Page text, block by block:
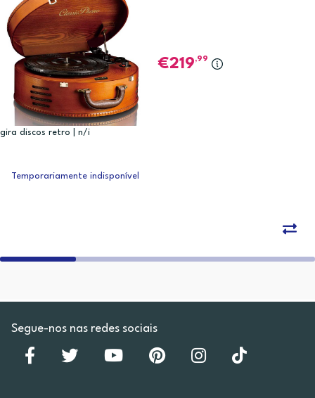
gira discos retro | n/i
219,99
Temporariamente indisponível
Segue-nos nas redes sociais